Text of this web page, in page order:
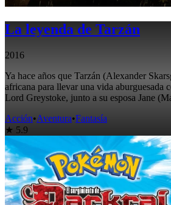
La leyenda de Tarzán
2016
Ya hace años que Tarzán (Alexander
africana para llevar una vida aburguesada
Lord Greystoke, junto a su esposa Jane
Acción•Aventura•Fantasía
★ 5.9